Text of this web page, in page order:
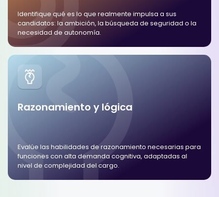
Identifique qué es lo que realmente impulsa a sus
candidatos: la ambición, la búsqueda de seguridad o la
necesidad de autonomía.
Razonamiento y lógica
Evalúe las habilidades de razonamiento necesarias para
funciones con alta demanda cognitiva, adaptadas al
nivel de complejidad del cargo.